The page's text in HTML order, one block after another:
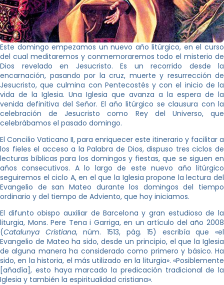
Este domingo empezamos un nuevo año litúrgico, en el curso
del cual meditaremos y conmemoraremos todo el misterio de
Dios revelado en Jesucristo. Es un recorrido desde la
encarnación, pasando por la cruz, muerte y resurrección de
Jesucristo, que culmina con Pentecostés y con el inicio de la
vida de la Iglesia. Una Iglesia que avanza a la espera de la
venida definitiva del Señor. El año litúrgico se clausura con la
celebración de Jesucristo como Rey del Universo, que
celebrábamos el pasado domingo.
El Concilio Vaticano II, para enriquecer este itinerario y facilitar a
los fieles el acceso a la Palabra de Dios, dispuso tres ciclos de
lecturas bíblicas para los domingos y fiestas, que se siguen en
años consecutivos. A lo largo de este nuevo año litúrgico
seguiremos el ciclo A, en el que la Iglesia propone la lectura del
Evangelio de san Mateo durante los domingos del tiempo
ordinario y del tiempo de Adviento, que hoy iniciamos.
El difunto obispo auxiliar de Barcelona y gran estudioso de la
liturgia, Mons. Pere Tena i Garriga, en un artículo del año 2008
(Catalunya Cristiana, núm. 1513, pág. 15) escribía que «el
Evangelio de Mateo ha sido, desde un principio, el que la Iglesia
de alguna manera ha considerado como primero y básico. Ha
sido, en la historia, el más utilizado en la liturgia». «Posiblemente
[añadía], esto haya marcado la predicación tradicional de la
Iglesia y también la espiritualidad cristiana».